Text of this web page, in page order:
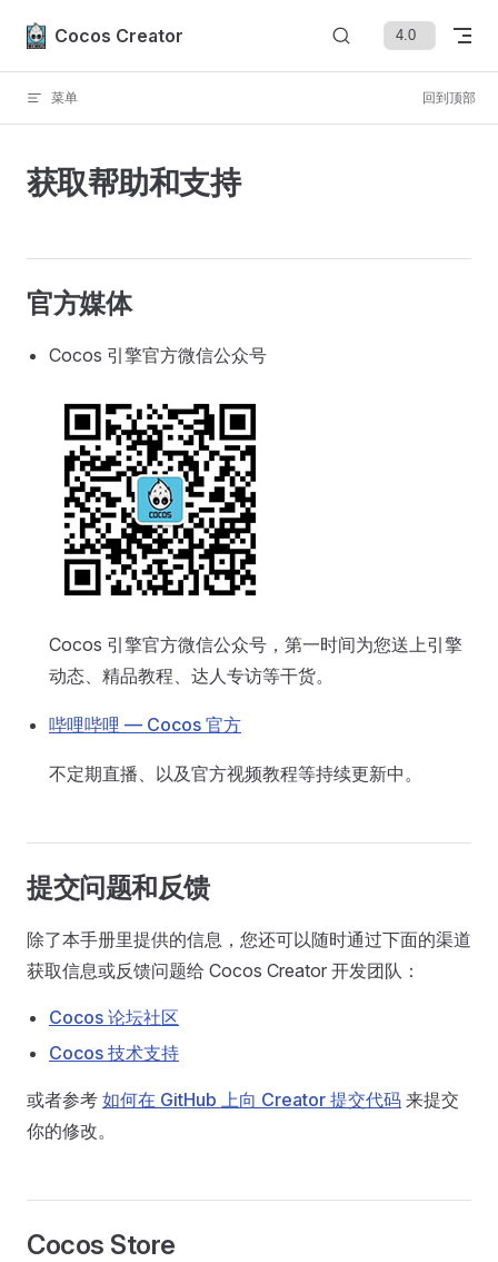
Skip to content
Cocos Creator
菜单 回到顶部
获取帮助和支持
官方媒体
Cocos 引擎官方微信公众号
Cocos 引擎官方微信公众号，第一时间为您送上引擎
动态、精品教程、达人专访等干货。
哔哩哔哩 — Cocos 官方
不定期直播、以及官方视频教程等持续更新中。
提交问题和反馈
除了本手册里提供的信息，您还可以随时通过下面的渠道
获取信息或反馈问题给 Cocos Creator 开发团队：
Cocos 论坛社区
Cocos 技术支持
或者参考 如何在 GitHub 上向 Creator 提交代码 来提交
你的修改。
Cocos Store